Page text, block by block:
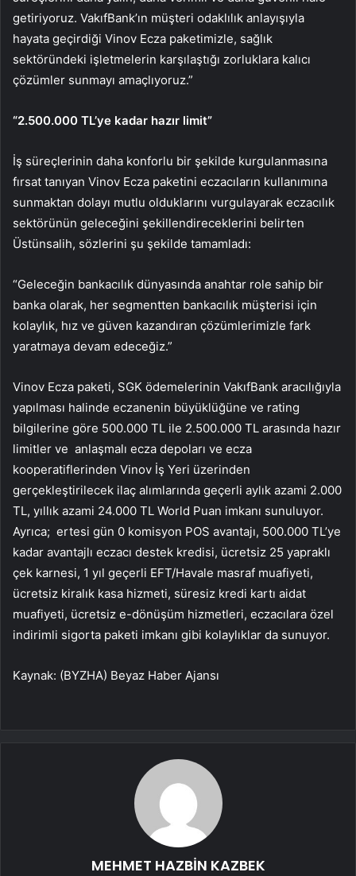
getiriyoruz. VakıfBank’ın müşteri odaklılık anlayışıyla
hayata geçirdiği Vinov Ecza paketimizle, sağlık
sektöründeki işletmelerin karşılaştığı zorluklara kalıcı
çözümler sunmayı amaçlıyoruz.”
“2.500.000 TL’ye kadar hazır limit”
İş süreçlerinin daha konforlu bir şekilde kurgulanmasına
fırsat tanıyan Vinov Ecza paketini eczacıların kullanımına
sunmaktan dolayı mutlu olduklarını vurgulayarak eczacılık
sektörünün geleceğini şekillendireceklerini belirten
Üstünsalih, sözlerini şu şekilde tamamladı:
“Geleceğin bankacılık dünyasında anahtar role sahip bir
banka olarak, her segmentten bankacılık müşterisi için
kolaylık, hız ve güven kazandıran çözümlerimizle fark
yaratmaya devam edeceğiz.”
Vinov Ecza paketi, SGK ödemelerinin VakıfBank aracılığıyla
yapılması halinde eczanenin büyüklüğüne ve rating
bilgilerine göre 500.000 TL ile 2.500.000 TL arasında hazır
limitler ve anlaşmalı ecza depoları ve ecza
kooperatiflerinden Vinov İş Yeri üzerinden
gerçekleştirilecek ilaç alımlarında geçerli aylık azami 2.000
TL, yıllık azami 24.000 TL World Puan imkanı sunuluyor.
Ayrıca; ertesi gün 0 komisyon POS avantajı, 500.000 TL’ye
kadar avantajlı eczacı destek kredisi, ücretsiz 25 yapraklı
çek karnesi, 1 yıl geçerli EFT/Havale masraf muafiyeti,
ücretsiz kiralık kasa hizmeti, süresiz kredi kartı aidat
muafiyeti, ücretsiz e-dönüşüm hizmetleri, eczacılara özel
indirimli sigorta paketi imkanı gibi kolaylıklar da sunuyor.
Kaynak: (BYZHA) Beyaz Haber Ajansı
MEHMET HAZBİN KAZBEK